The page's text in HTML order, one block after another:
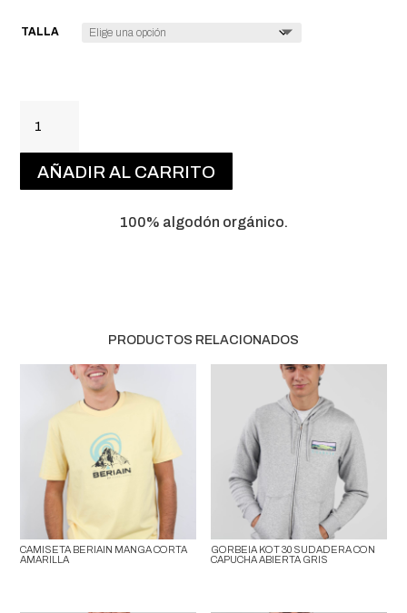
TALLA
SUDADERA
CON
CAPUCHA
BLANCA
AÑADIR AL CARRITO
100% algodón orgánico.
PRODUCTOS RELACIONADOS
CAMISETA BERIAIN MANGA CORTA
AMARILLA
GORBEIA KOT 30 SUDADERA CON
CAPUCHA ABIERTA GRIS